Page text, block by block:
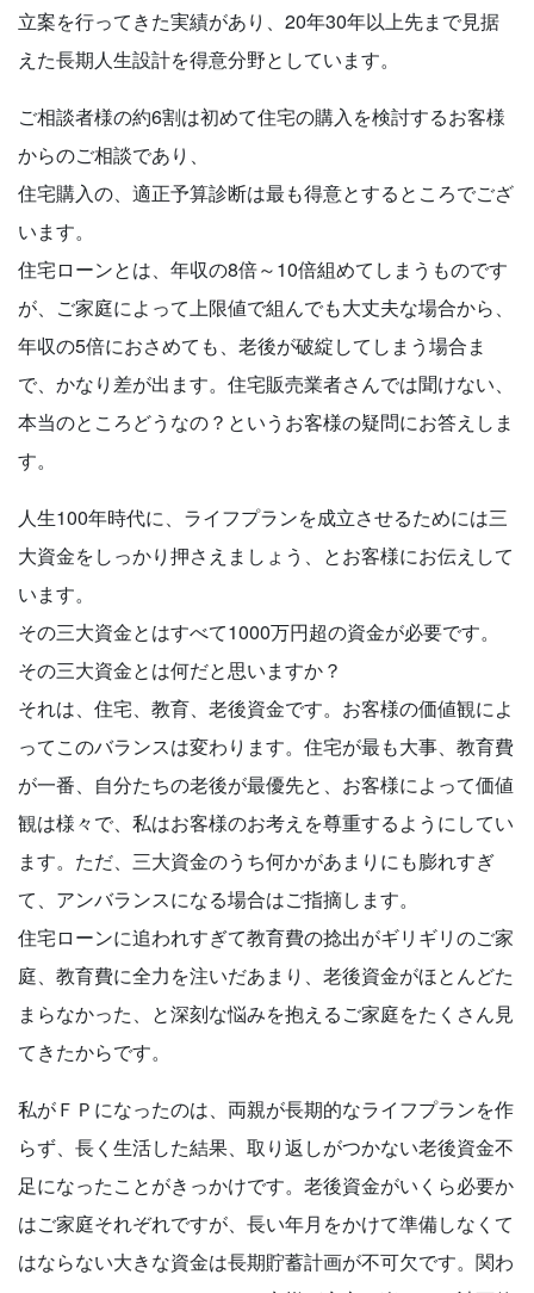
立案を行ってきた実績があり、20年30年以上先まで見据
えた長期人生設計を得意分野としています。
ご相談者様の約6割は初めて住宅の購入を検討するお客様
からのご相談であり、
住宅購入の、適正予算診断は最も得意とするところでござ
います。
住宅ローンとは、年収の8倍～10倍組めてしまうものです
が、ご家庭によって上限値で組んでも大丈夫な場合から、
年収の5倍におさめても、老後が破綻してしまう場合ま
で、かなり差が出ます。住宅販売業者さんでは聞けない、
本当のところどうなの？というお客様の疑問にお答えしま
す。
人生100年時代に、ライフプランを成立させるためには三
大資金をしっかり押さえましょう、とお客様にお伝えして
います。
その三大資金とはすべて1000万円超の資金が必要です。
その三大資金とは何だと思いますか？
それは、住宅、教育、老後資金です。お客様の価値観によ
ってこのバランスは変わります。住宅が最も大事、教育費
が一番、自分たちの老後が最優先と、お客様によって価値
観は様々で、私はお客様のお考えを尊重するようにしてい
ます。ただ、三大資金のうち何かがあまりにも膨れすぎ
て、アンバランスになる場合はご指摘します。
住宅ローンに追われすぎて教育費の捻出がギリギリのご家
庭、教育費に全力を注いだあまり、老後資金がほとんどた
まらなかった、と深刻な悩みを抱えるご家庭をたくさん見
てきたからです。
私がＦＰになったのは、両親が長期的なライフプランを作
らず、長く生活した結果、取り返しがつかない老後資金不
足になったことがきっかけです。老後資金がいくら必要か
はご家庭それぞれですが、長い年月をかけて準備しなくて
はならない大きな資金は長期貯蓄計画が不可欠です。関わ